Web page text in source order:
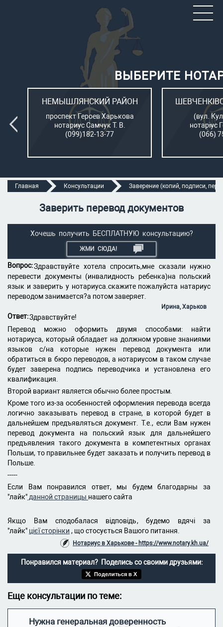
ВЫБЕРИТЕ
НЕМЫШЛЯНСКИЙ РАЙОН
проспект Героев Харькова
нотариус Самчук Т. В.
(099)182-13-77
(вул.
нотаріус
(066)
Главная Консультации Заверение (копий, подписи,
Заверить перевод документов
Хочешь получить БЕСПЛАТНУЮ консультацию?
ЖМИ СЮДА!
Вопрос:Здравствуйте хотела спросить,мне сказали нужно
перевести документы (инвалидность ребенка)на польский
язык и заверить у нотариуса.скажите пожалуйста натариус
переводом занимается?а потом заверяет.
Ирина, Харьков
Ответ:Здравствуйте!
Перевод можно оформить двумя способами: найти
нотариуса, который обладает на должном уровне знаниями
языков с/на которые нужен перевод документа или
обратиться в бюро переводов, а нотариусом в таком случае
будет заверена подпись переводчика и установлена его
квалификация.
Второй вариант является обычно более простым.
Кроме того из-за особенностей оформления перевода всегда
логично заказывать перевод в стране, в которой будет в
дальнейшем предъявляться документ. Т.е., если Вам нужен
перевод документа на польский язык для дальнейшего
предъявления такого документа в компетентных органах
Польши, то правильнее будет заказать и получить перевод в
Польше.
-----
Если Вам понравился ответ, мы будем благодарны за
"лайк" данной страницы нашего сайта
Якщо Вам сподобалася відповідь, будемо вдячі за
"лайк" цієї сторінки , що стосується Вашого питання.
Нотариус в Харькове - https://www.notary.kh.ua/
Понравился материал? Поделись со своими друзьями:
Поделиться в X
Еще консультации по теме:
Нужна генеральная доверенность